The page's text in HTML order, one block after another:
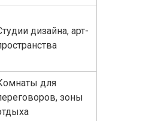
дизайна, арт-
для
зоны